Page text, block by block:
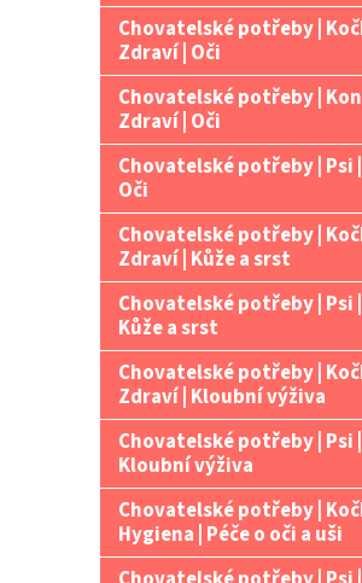
Chovatelské potřeby |
Zdraví | Oči
Chovatelské potřeby |
Zdraví | Oči
Chovatelské potřeby | Psi |
Oči
Chovatelské potřeby |
Zdraví | Kůže a srst
Chovatelské potřeby | Psi |
Kůže a srst
Chovatelské potřeby |
Zdraví | Kloubní výživa
Chovatelské potřeby | Psi |
Kloubní výživa
Chovatelské potřeby |
Hygiena | Péče o oči a uši